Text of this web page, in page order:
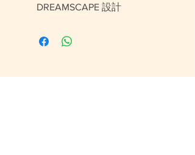
DREAMSCAPE 設計